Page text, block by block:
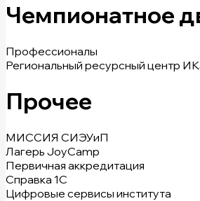
Чемпионатное
Профессионалы
Региональный ресурсный центр
Прочее
МИССИЯ СИЭУиП
Лагерь JoyCamp
Первичная аккредитация
Справка 1С
Цифровые сервисы института